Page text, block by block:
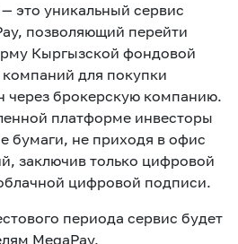
это уникальный сервис
позволяющий перейти
Кыргызской фондовой
для покупки
через брокерскую компанию.
платформе инвесторы
бумаги, не приходя в офис
заключив только цифровой
цифровой подписи.
периода сервис будет
MegaPay.